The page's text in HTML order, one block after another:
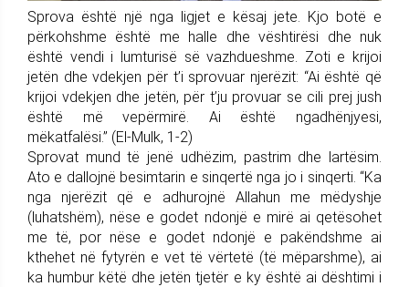
Sprova është një nga ligjet e kësaj jete. Kjo botë e
përkohshme është me halle dhe vështirësi dhe nuk
është vendi i lumturisë së vazhdueshme. Zoti e krijoi
jetën dhe vdekjen për t’i sprovuar njerëzit: “Ai është që
krijoi vdekjen dhe jetën, për t’ju provuar se cili prej jush
është më vepërmirë. Ai është ngadhënjyesi,
mëkatfalësi.” (El-Mulk, 1-2)
Sprovat mund të jenë udhëzim, pastrim dhe lartësim.
Ato e dallojnë besimtarin e sinqertë nga jo i sinqerti. “Ka
nga njerëzit që e adhurojnë Allahun me mëdyshje
(luhatshëm), nëse e godet ndonjë e mirë ai qetësohet
me të, por nëse e godet ndonjë e pakëndshme ai
kthehet në fytyrën e vet të vërtetë (të mëparshme), ai
ka humbur këtë dhe jetën tjetër e ky është ai dështimi i